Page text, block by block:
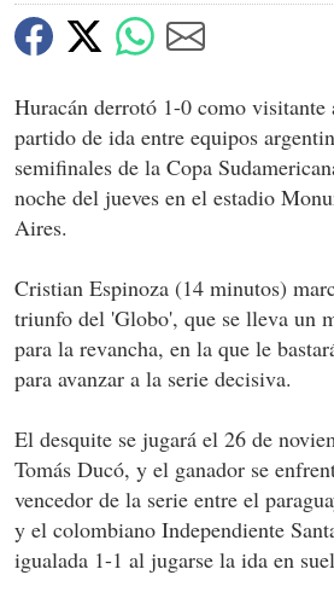
Huracán derrotó 1-0 como visitante
partido de ida entre equipos
semifinales de la Copa
noche del jueves en el estadio
Aires.
Cristian Espinoza (14 minutos)
triunfo del 'Globo', que se lleva un
para la revancha, en la que le
para avanzar a la serie decisiva.
El desquite se jugará el 26 de
Tomás Ducó, y el ganador se
vencedor de la serie entre el
y el colombiano Independiente
igualada 1-1 al jugarse la ida en